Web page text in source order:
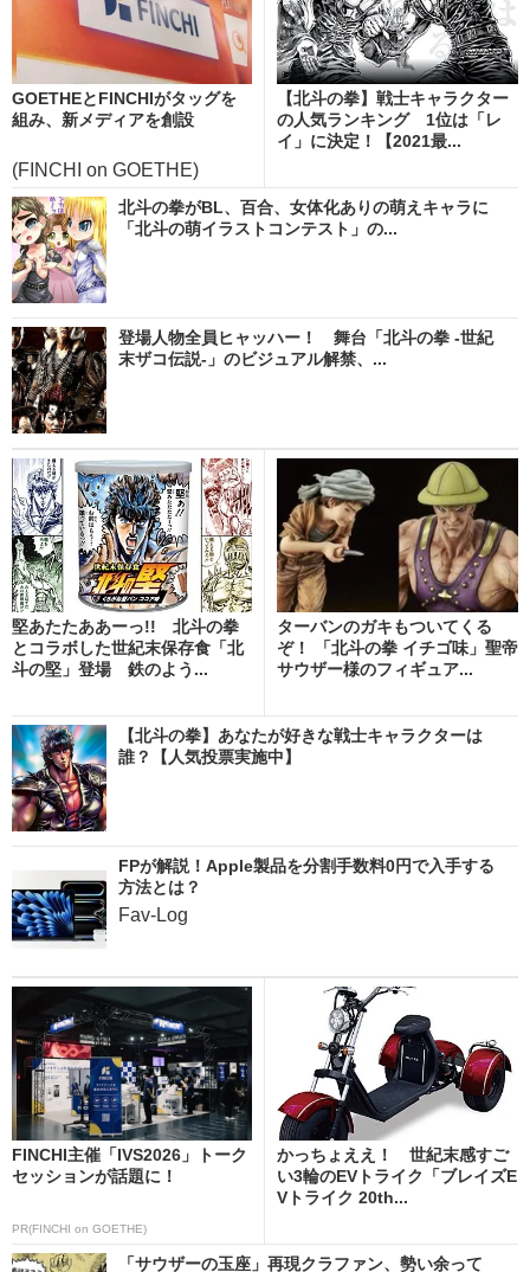
GOETHEとFINCHIがタッグを
組み、新メディアを創設
(FINCHI on GOETHE)
【北斗の拳】戦士キャラクター
の人気ランキング 1位は「レ
イ」に決定！【2021最...
北斗の拳がBL、百合、女体化ありの萌えキャラに
「北斗の萌イラストコンテスト」の...
登場人物全員ヒャッハー！ 舞台「北斗の拳 ‐世紀
末ザコ伝説‐」のビジュアル解禁、...
堅あたたああーっ!! 北斗の拳
とコラボした世紀末保存食「北
斗の堅」登場 鉄のよう...
ターバンのガキもついてくる
ぞ！ 「北斗の拳 イチゴ味」聖帝
サウザー様のフィギュア...
【北斗の拳】あなたが好きな戦士キャラクターは
誰？【人気投票実施中】
FPが解説！Apple製品を分割手数料0円で入手する
方法とは？
Fav-Log
FINCHI主催「IVS2026」トーク
セッションが話題に！
PR(FINCHI on GOETHE)
かっちょええ！ 世紀末感すご
い3輪のEVトライク「ブレイズE
Vトライク 20th...
「サウザーの玉座」再現クラファン、勢い余って